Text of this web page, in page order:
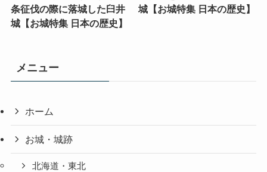
条征伐の際に落城した臼井
城【お城特集 日本の歴史】
城【お城特集 日本の歴史】
メニュー
ホーム
お城・城跡
北海道・東北